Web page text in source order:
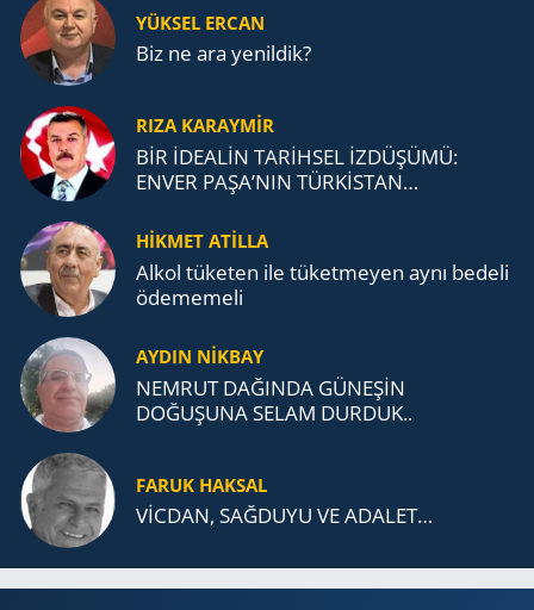
YÜKSEL ERCAN
Biz ne ara yenildik?
RIZA KARAYMIR
BİR İDEALİN TARİHSEL İZDÜŞÜMÜ:
ENVER PAŞA’NIN TÜRKİSTAN
TEŞKİLATI’NA UZANAN MİRASI
HİKMET ATİLLA
Alkol tü­ke­ten ile tü­ket­me­yen aynı be­de­li
öde­me­me­li
AYDIN NİKBAY
NEMRUT DAĞINDA GÜNEŞİN
DOĞUŞUNA SELAM DURDUK..
FARUK HAKSAL
VİCDAN, SAĞ­DU­YU VE ADA­LET…